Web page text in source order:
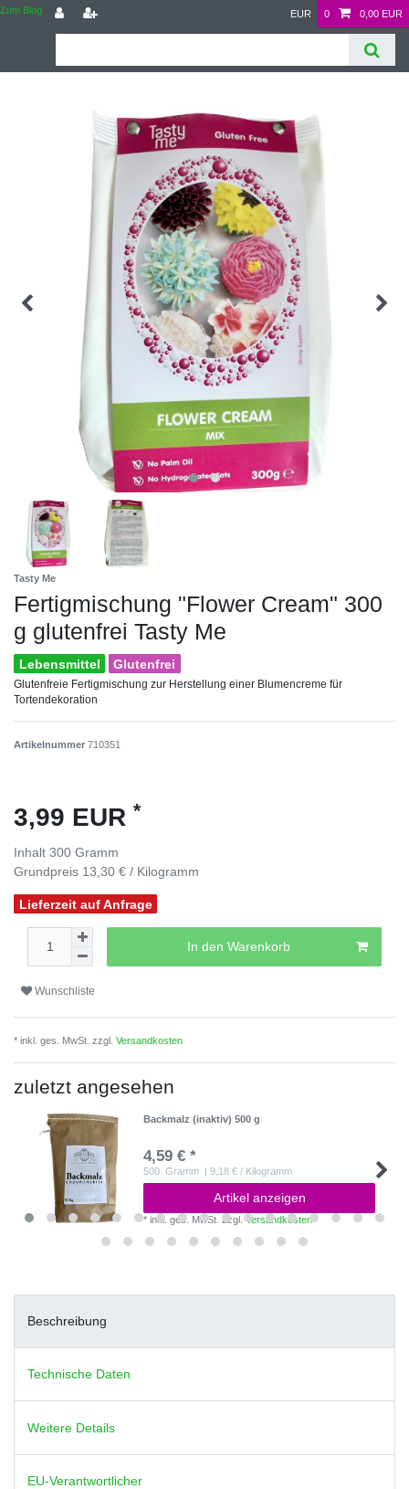
Zum Blog EUR 0 0,00 EUR
Tasty Me
Fertigmischung "Flower Cream" 300
g glutenfrei Tasty Me
Lebensmittel Glutenfrei
Glutenfreie Fertigmischung zur Herstellung einer Blumencreme für
Tortendekoration
Artikelnummer 710351
3,99 EUR *
Inhalt 300 Gramm
Grundpreis 13,30 € / Kilogramm
Lieferzeit auf Anfrage
In den Warenkorb
Wunschliste
* inkl. ges. MwSt. zzgl. Versandkosten
zuletzt angesehen
Backmalz (inaktiv) 500 g
4,59 € *
500 Gramm | 9,18 € / Kilogramm
Artikel anzeigen
*inkl. ges. MwSt. zzgl.Versandkosten
Beschreibung
Technische Daten
Weitere Details
EU-Verantwortlicher